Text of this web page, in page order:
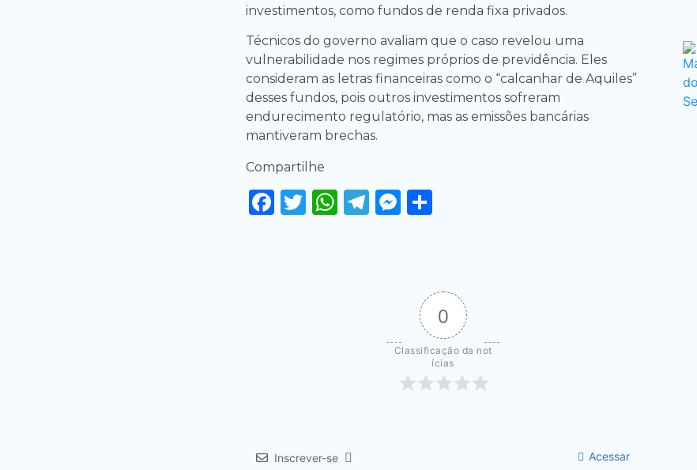
investimentos, como fundos de renda fixa privados.
Técnicos do governo avaliam que o caso revelou uma
vulnerabilidade nos regimes próprios de previdência. Eles
consideram as letras financeiras como o “calcanhar de Aquiles”
desses fundos, pois outros investimentos sofreram
endurecimento regulatório, mas as emissões bancárias
mantiveram brechas.
Compartilhe
Facebook
Twitter
WhatsApp
Telegram
Messenger
0
Classificação da not
ícias
Inscrever-se Acessar